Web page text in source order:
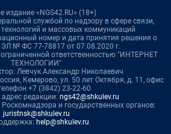
издание «NGS42.RU» (18+)
службой по надзору в сфере связи,
и массовых коммуникаций
номер и дата принятия решения о
ЭЛ № ФС 77-78817 от 07.08.2020 г.
ответственностью "ИНТЕРНЕТ
ТЕХНОЛОГИИ"
Левчук Александр Николаевич
Кемерово, ул. 50 лет Октября, д. 11, офис
+7 (3842) 23-22-60
редакции: ngs42@shkulev.ru
и государственных органов:
juristnsk@shkulev.ru
help@shkulev.ru